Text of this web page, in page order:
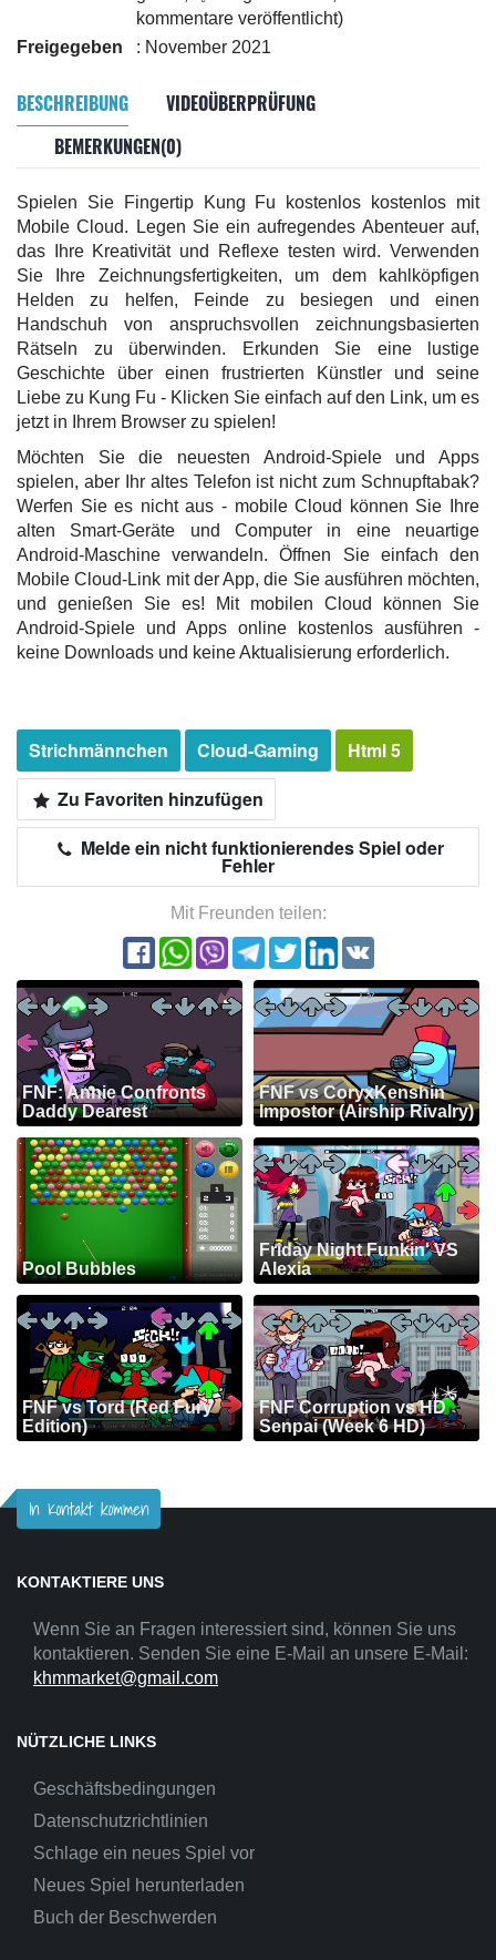
kommentare veröffentlicht)
Freigegeben
: November 2021
BESCHREIBUNG
VIDEOÜBERPRÜFUNG
BEMERKUNGEN(0)
Spielen Sie Fingertip Kung Fu kostenlos kostenlos mit
Mobile Cloud. Legen Sie ein aufregendes Abenteuer auf,
das Ihre Kreativität und Reflexe testen wird. Verwenden
Sie Ihre Zeichnungsfertigkeiten, um dem kahlköpfigen
Helden zu helfen, Feinde zu besiegen und einen
Handschuh von anspruchsvollen zeichnungsbasierten
Rätseln zu überwinden. Erkunden Sie eine lustige
Geschichte über einen frustrierten Künstler und seine
Liebe zu Kung Fu - Klicken Sie einfach auf den Link, um es
jetzt in Ihrem Browser zu spielen!
Möchten Sie die neuesten Android-Spiele und Apps
spielen, aber Ihr altes Telefon ist nicht zum Schnupftabak?
Werfen Sie es nicht aus - mobile Cloud können Sie Ihre
alten Smart-Geräte und Computer in eine neuartige
Android-Maschine verwandeln. Öffnen Sie einfach den
Mobile Cloud-Link mit der App, die Sie ausführen möchten,
und genießen Sie es! Mit mobilen Cloud können Sie
Android-Spiele und Apps online kostenlos ausführen -
keine Downloads und keine Aktualisierung erforderlich.
Strichmännchen Cloud-Gaming
Html 5
Zu Favoriten hinzufügen
Melde ein nicht funktionierendes Spiel oder
Fehler
Mit Freunden teilen:
FNF: Annie Confronts
Daddy Dearest
FNF vs CoryxKenshin
Impostor (Airship Rivalry)
Pool Bubbles
Friday Night Funkin' VS
Alexia
FNF vs Tord (Red Fury
Edition)
FNF Corruption vs HD
Senpai (Week 6 HD)
In Kontakt kommen
KONTAKTIERE UNS
Wenn Sie an Fragen interessiert sind, können Sie uns
kontaktieren. Senden Sie eine E-Mail an unsere E-Mail:
khmmarket@gmail.com
NÜTZLICHE LINKS
Geschäftsbedingungen
Datenschutzrichtlinien
Schlage ein neues Spiel vor
Neues Spiel herunterladen
Buch der Beschwerden